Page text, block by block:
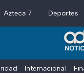
Azteca 7 Deportes
Internacional